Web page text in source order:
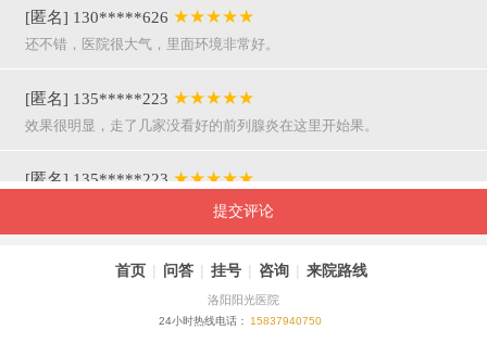
[匿名] 130*****626 ★★★★★
还不错，医院很大气，里面环境非常好。
[匿名] 135*****223 ★★★★★
效果很明显，走了几家没看好的前列腺炎在这里开始果。
[匿名] 135*****223 ★★★★★
呵呵，就是屌，你们医院护士穿着挺漂亮的。
[匿名] 155*****941★★★★★
提交评论
首页 | 问答 | 挂号 | 咨询 | 来院路线
洛阳阳光医院
24小时热线电话： 15837940750